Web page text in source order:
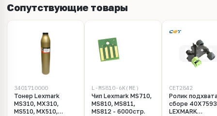
Сопутствующие товары
3401710000
Тонер Lexmark
MS310, MX310,
MS510, MX510,
L-MS810-6K(ME)
Чип Lexmark MS710,
MS810, MS811,
MS812 - 6000стр.
CET2842
Ролик
сборе
LEXMARK